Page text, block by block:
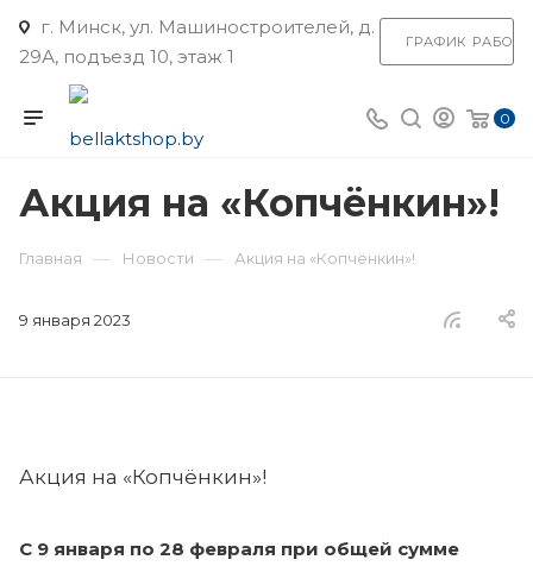
г. Минск, ул. Машиностроителей, д.
29А, подъезд 10, этаж 1
ГРАФИК
0
Акция на «Копчёнкин»!
Главная — Новости — Акция на «Копчёнкин»!
9 января 2023
Акция на «Копчёнкин»!
С 9 января по 28 февраля при общей сумме